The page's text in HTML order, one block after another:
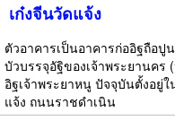
เก๋งจีนวัดแจ้ง
ตัวอาคารเป็นอาคารก่ออิฐถือ
บัวบรรจุอัฐิของเจ้าพระยานคร
อิฐเจ้าพระยาหนู ปัจจุบันตั้งอยู่
แจ้ง ถนนราชดำเนิน